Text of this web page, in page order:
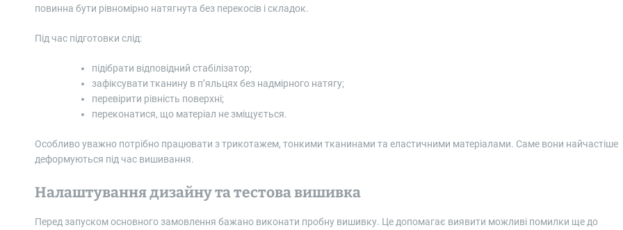
повинна бути рівномірно натягнута без перекосів і складок.
Під час підготовки слід:
підібрати відповідний стабілізатор;
зафіксувати тканину в п’яльцях без надмірного натягу;
перевірити рівність поверхні;
переконатися, що матеріал не зміщується.
Особливо уважно потрібно працювати з трикотажем, тонкими тканинами та еластичними матеріалами. Саме вони найчастіше
деформуються під час вишивання.
Налаштування дизайну та тестова вишивка
Перед запуском основного замовлення бажано виконати пробну вишивку. Це допомагає виявити можливі помилки ще до